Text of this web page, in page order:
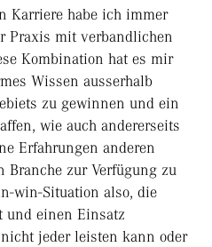
Karriere habe ich immer
Praxis mit verbandlichen
Kombination hat es mir
Wissen ausserhalb
zu gewinnen und ein
wie auch andererseits
Erfahrungen anderen
Branche zur Verfügung zu
win-Situation also, die
und einen Einsatz
jeder leisten kann oder